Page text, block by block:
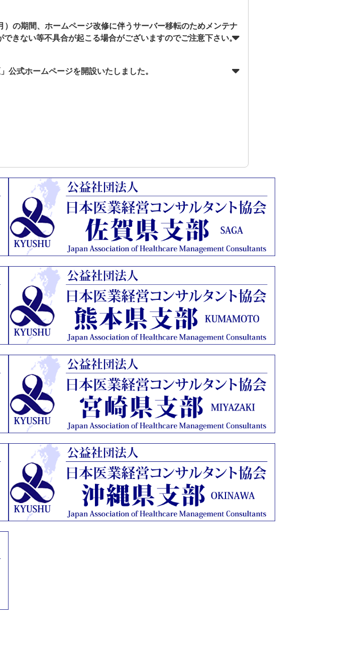
）の期間、ホームページ改修に伴うサーバー移転のためメンテナ
きない等不具合が起こる場合がございますのでご注意下さい。
公式ホームページを開設いたしました。